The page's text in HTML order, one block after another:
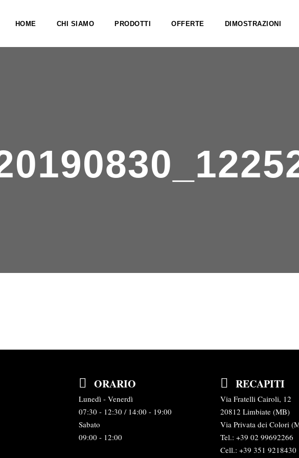
HOME CHI SIAMO PRODOTTI OFFERTE DIMOSTRAZIONI
ORARIO
Lunedì - Venerdì
07:30 - 12:30 / 14:00 - 19:00
Sabato
09:00 - 12:00
RECAPITI
Via Fratelli Cairoli, 12
20812 Limbiate (MB)
Via Privata dei Colori
Tel.: +39 02 99692266
Cell.: +39 351 9218430